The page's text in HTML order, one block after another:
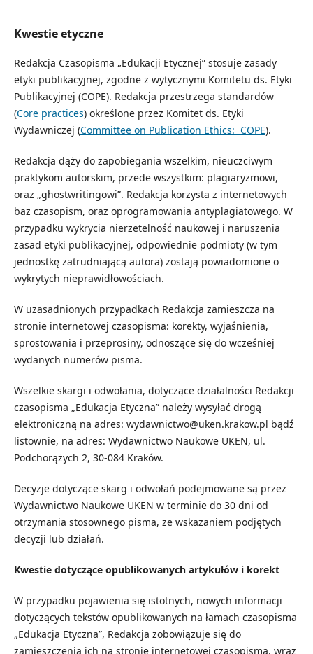
Kwestie etyczne
Redakcja Czasopisma „Edukacji Etycznej” stosuje zasady
etyki publikacyjnej, zgodne z wytycznymi Komitetu ds. Etyki
Publikacyjnej (COPE). Redakcja przestrzega standardów
(Core practices) określone przez Komitet ds. Etyki
Wydawniczej (Committee on Publication Ethics: COPE).
Redakcja dąży do zapobiegania wszelkim, nieuczciwym
praktykom autorskim, przede wszystkim: plagiaryzmowi,
oraz „ghostwritingowi”. Redakcja korzysta z internetowych
baz czasopism, oraz oprogramowania antyplagiatowego. W
przypadku wykrycia nierzetelność naukowej i naruszenia
zasad etyki publikacyjnej, odpowiednie podmioty (w tym
jednostkę zatrudniającą autora) zostają powiadomione o
wykrytych nieprawidłowościach.
W uzasadnionych przypadkach Redakcja zamieszcza na
stronie internetowej czasopisma: korekty, wyjaśnienia,
sprostowania i przeprosiny, odnoszące się do wcześniej
wydanych numerów pisma.
Wszelkie skargi i odwołania, dotyczące działalności Redakcji
czasopisma „Edukacja Etyczna” należy wysyłać drogą
elektroniczną na adres: wydawnictwo@uken.krakow.pl bądź
listownie, na adres: Wydawnictwo Naukowe UKEN, ul.
Podchorążych 2, 30-084 Kraków.
Decyzje dotyczące skarg i odwołań podejmowane są przez
Wydawnictwo Naukowe UKEN w terminie do 30 dni od
otrzymania stosownego pisma, ze wskazaniem podjętych
decyzji lub działań.
Kwestie dotyczące opublikowanych artykułów i korekt
W przypadku pojawienia się istotnych, nowych informacji
dotyczących tekstów opublikowanych na łamach czasopisma
„Edukacja Etyczna”, Redakcja zobowiązuje się do
zamieszczenia ich na stronie internetowej czasopisma, wraz